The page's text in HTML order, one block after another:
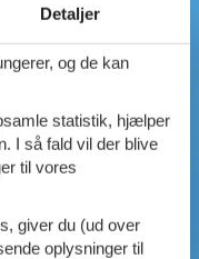
Detaljer
og de kan
statistik, hjælper
I så fald vil der blive
til vores
giver du (ud over
oplysninger til